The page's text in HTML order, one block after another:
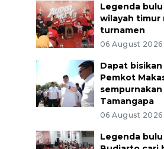
Legenda
wilayah timur
turnamen
06 August 2026
Dapat
Pemkot
sempurnakan
Tamangapa
06 August 2026
Legenda